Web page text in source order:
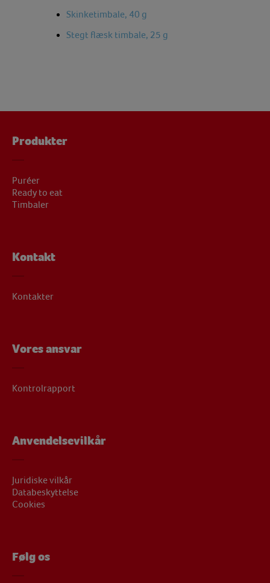
Skinketimbale, 40 g
Stegt flæsk timbale, 25 g
Produkter
Puréer
Ready to eat
Timbaler
Kontakt
Kontakter
Vores ansvar
Kontrolrapport
Anvendelsevilkår
Juridiske vilkår
Databeskyttelse
Cookies
Følg os